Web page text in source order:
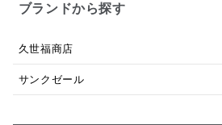
ブランドから探す
久世福商店
サンクゼール